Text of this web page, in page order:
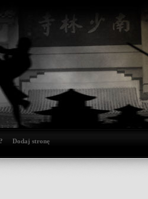
Dodaj stronę